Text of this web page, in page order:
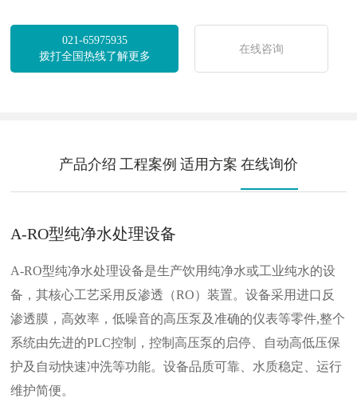
021-65975935
拨打全国热线了解更多
在线咨询
产品介绍 工程案例 适用方案 在线询价
A-RO型纯净水处理设备
A-RO型纯净水处理设备是生产饮用纯净水或工业纯水的设
备，其核心工艺采用反渗透（RO）装置。设备采用进口反
渗透膜，高效率，低噪音的高压泵及准确的仪表等零件,整个
系统由先进的PLC控制，控制高压泵的启停、自动高低压保
护及自动快速冲洗等功能。设备品质可靠、水质稳定、运行
维护简便。